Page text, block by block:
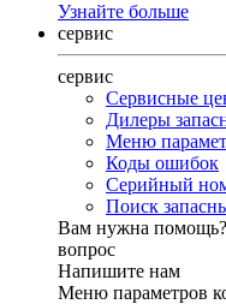
Узнайте больше
сервис
сервис
Сервисные
Дилеры
Меню
Коды ошибок
Серийный
Поиск
Вам нужна помощь?
вопрос
Напишите нам
Меню параметров